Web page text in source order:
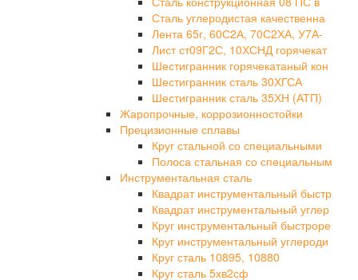
Сталь углеродистая качественна
Лента 65г, 60С2А, 70С2ХА, У7А-
Лист ст09Г2С, 10ХСНД горячекат
Шестигранник горячекатаный кон
Шестигранник сталь 30ХГСА
Шестигранник сталь 35ХН (АТП)
Жаропрочные, коррозионностойки
Прецизионные сплавы
Круг стальной со специальными
Полоса стальная со специальным
Инструментальная сталь
Квадрат инструментальный быстр
Квадрат инструментальный углер
Круг инструментальный быстроре
Круг инструментальный углероди
Круг сталь 10895, 10880
Круг сталь 5хв2сф